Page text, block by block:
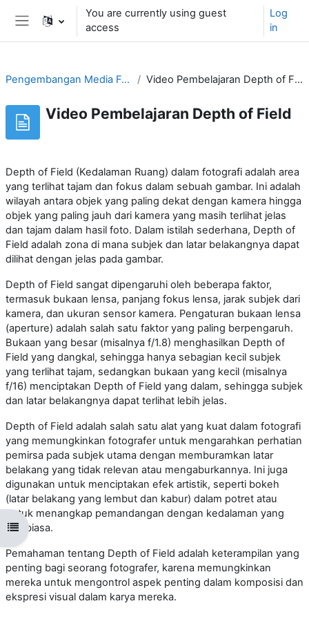
Skip to main content
Side panel
You are currently using guest
access
Log
in
Open course index
Pengembangan Media Foto Video Pembelajaran Depth of Field
Video Pembelajaran Depth of Field
Depth of Field (Kedalaman Ruang) dalam fotografi adalah area
yang terlihat tajam dan fokus dalam sebuah gambar. Ini adalah
wilayah antara objek yang paling dekat dengan kamera hingga
objek yang paling jauh dari kamera yang masih terlihat jelas
dan tajam dalam hasil foto. Dalam istilah sederhana, Depth of
Field adalah zona di mana subjek dan latar belakangnya dapat
dilihat dengan jelas pada gambar.
Depth of Field sangat dipengaruhi oleh beberapa faktor,
termasuk bukaan lensa, panjang fokus lensa, jarak subjek dari
kamera, dan ukuran sensor kamera. Pengaturan bukaan lensa
(aperture) adalah salah satu faktor yang paling berpengaruh.
Bukaan yang besar (misalnya f/1.8) menghasilkan Depth of
Field yang dangkal, sehingga hanya sebagian kecil subjek
yang terlihat tajam, sedangkan bukaan yang kecil (misalnya
f/16) menciptakan Depth of Field yang dalam, sehingga subjek
dan latar belakangnya dapat terlihat lebih jelas.
Depth of Field adalah salah satu alat yang kuat dalam fotografi
yang memungkinkan fotografer untuk mengarahkan perhatian
pemirsa pada subjek utama dengan memburamkan latar
belakang yang tidak relevan atau mengaburkannya. Ini juga
digunakan untuk menciptakan efek artistik, seperti bokeh
(latar belakang yang lembut dan kabur) dalam potret atau
untuk menangkap pemandangan dengan kedalaman yang
luar biasa.
Pemahaman tentang Depth of Field adalah keterampilan yang
penting bagi seorang fotografer, karena memungkinkan
mereka untuk mengontrol aspek penting dalam komposisi dan
ekspresi visual dalam karya mereka.